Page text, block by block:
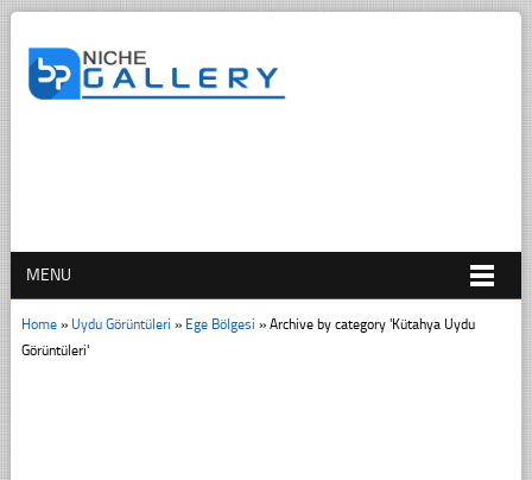
MENU
Home» Uydu Görüntüleri » Ege Bölgesi » Archive by category 'Kütahya Uydu
Görüntüleri'